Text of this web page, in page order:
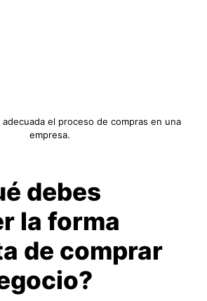
el proceso de compras en una
empresa.
debes
la forma
de comprar